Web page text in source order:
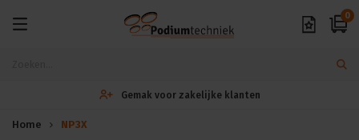
0
Gemak voor zakelijke klanten
Home NP3X